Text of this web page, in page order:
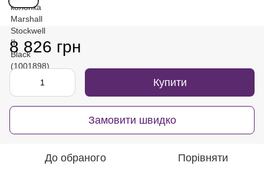
8 826 грн
Купити
Замовити швидко
До обраного Порівняти